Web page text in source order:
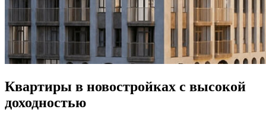
Квартиры в новостройках с высокой
доходностью